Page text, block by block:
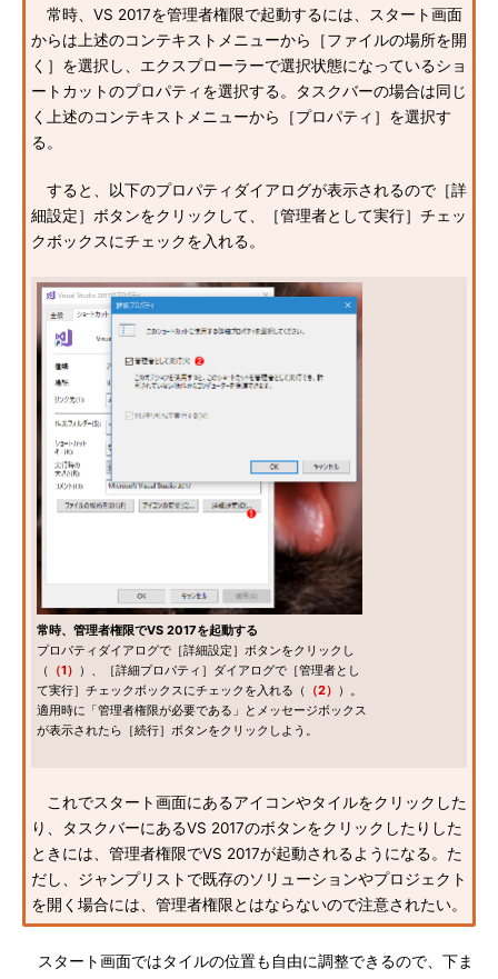
常時、VS 2017を管理者権限で起動するには、スタート画面
からは上述のコンテキストメニューから［ファイルの場所を開
く］を選択し、エクスプローラーで選択状態になっているショ
ートカットのプロパティを選択する。タスクバーの場合は同じ
く上述のコンテキストメニューから［プロパティ］を選択す
る。
すると、以下のプロパティダイアログが表示されるので［詳
細設定］ボタンをクリックして、［管理者として実行］チェッ
クボックスにチェックを入れる。
常時、管理者権限でVS 2017を起動する
プロパティダイアログで［詳細設定］ボタンをクリックし
（
（1） ）、［詳細プロパティ］ダイアログで［管理者とし
て実行］チェックボックスにチェックを入れる（
（2） ）。
適用時に「管理者権限が必要である」とメッセージボックス
が表示されたら［続行］ボタンをクリックしよう。
これでスタート画面にあるアイコンやタイルをクリックした
り、タスクバーにあるVS 2017のボタンをクリックしたりした
ときには、管理者権限でVS 2017が起動されるようになる。た
だし、ジャンプリストで既存のソリューションやプロジェクト
を開く場合には、管理者権限とはならないので注意されたい。
スタート画面ではタイルの位置も自由に調整できるので、下ま